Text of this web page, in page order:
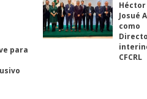
para
Héctor
Josué
como
CFCRL